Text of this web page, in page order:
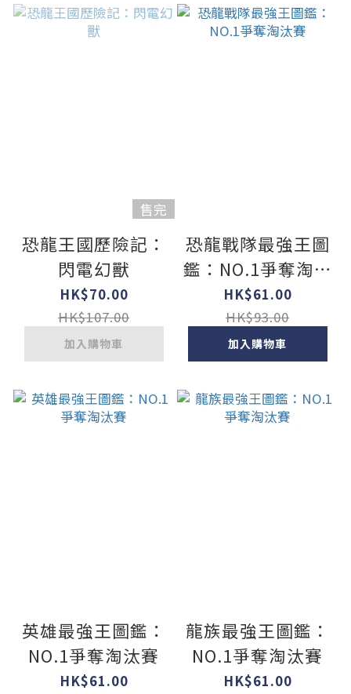
售完
恐龍王國歷險記：
閃電幻獸
HK$70.00
HK$107.00
加入購物車
恐龍戰隊最強王圖
鑑：NO.1爭奪淘汰
賽
HK$61.00
HK$93.00
加入購物車
英雄最強王圖鑑：
NO.1爭奪淘汰賽
HK$61.00
龍族最強王圖鑑：
NO.1爭奪淘汰賽
HK$61.00